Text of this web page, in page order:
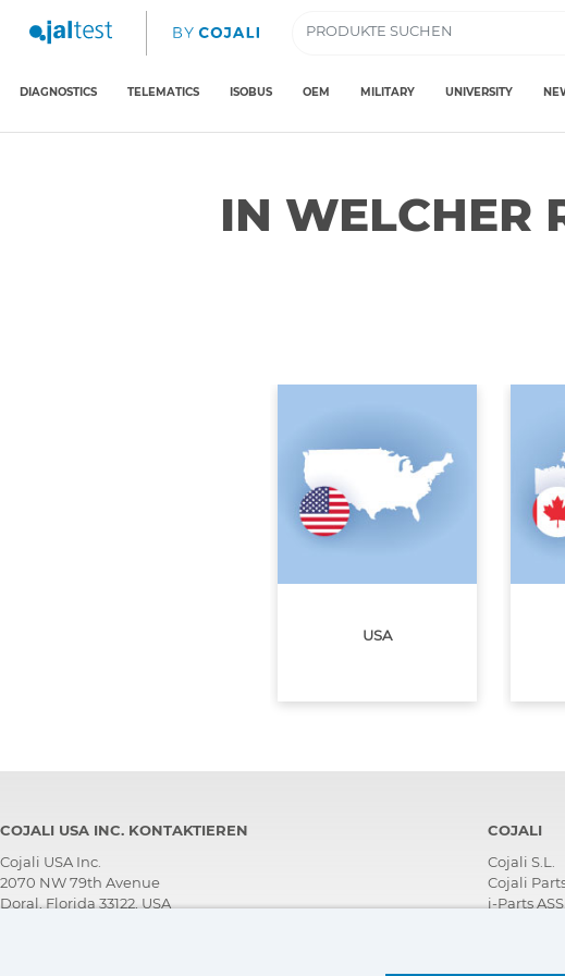
DIAGNOSTICS TELEMATICS ISOBUS OEM MILITARY UNIVERSITY
IN WELCHER
USA
COJALI USA INC. KONTAKTIEREN
Cojali USA Inc.
2070 NW 79th Avenue
Doral, Florida 33122, USA
COJALI
Cojali S.L.
Cojali
i-Parts